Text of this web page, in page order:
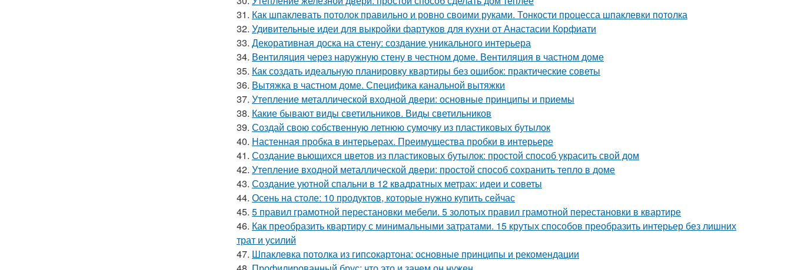
31. Как шпаклевать потолок правильно и ровно своими руками. Тонкости процесса шпаклевки потолка
32. Удивительные идеи для выкройки фартуков для кухни от Анастасии Корфиати
33. Декоративная доска на стену: создание уникального интерьера
34. Вентиляция через наружную стену в честном доме. Вентиляция в частном доме
35. Как создать идеальную планировку квартиры без ошибок: практические советы
36. Вытяжка в частном доме. Специфика канальной вытяжки
37. Утепление металлической входной двери: основные принципы и приемы
38. Какие бывают виды светильников. Виды светильников
39. Создай свою собственную летнюю сумочку из пластиковых бутылок
40. Настенная пробка в интерьерах. Преимущества пробки в интерьере
41. Создание вьющихся цветов из пластиковых бутылок: простой способ украсить свой дом
42. Утепление входной металлической двери: простой способ сохранить тепло в доме
43. Создание уютной спальни в 12 квадратных метрах: идеи и советы
44. Осень на столе: 10 продуктов, которые нужно купить сейчас
45. 5 правил грамотной перестановки мебели. 5 золотых правил грамотной перестановки в квартире
46. Как преобразить квартиру с минимальными затратами. 15 крутых способов преобразить интерьер без лишних
трат и усилий
47. Шпаклевка потолка из гипсокартона: основные принципы и рекомендации